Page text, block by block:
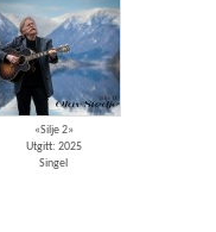
«Silje 2»
Utgitt: 2025
Singel